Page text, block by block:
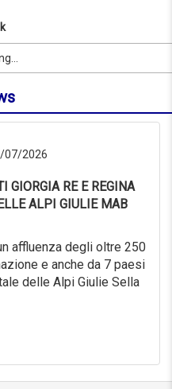
07/2026
GIORGIA RE E REGINA
ALPI GIULIE MAB
affluenza degli oltre 250
e anche da 7 paesi
delle Alpi Giulie Sella